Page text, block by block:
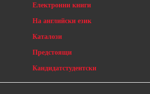
Електронни книги
На английски език
Каталози
Предстоящи
Кандидатстудентски